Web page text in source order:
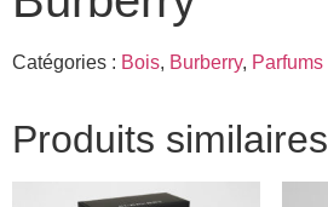
Catégories : Bois, Burberry, Parfums
Produits similaires